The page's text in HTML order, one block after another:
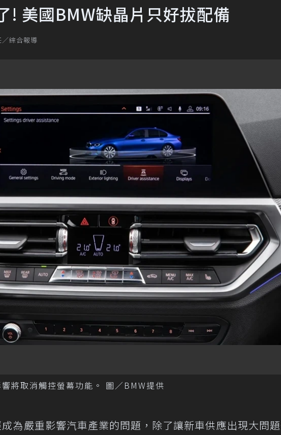
! 美國BMW缺晶片只好拔配備
綜合報導
將取消觸控螢幕功能。 圖／BMW提供
為嚴重影響汽車產業的問題，除了讓新車供應出現大問